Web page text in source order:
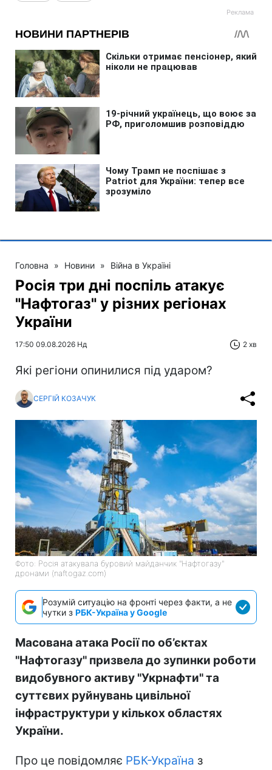
Головна » Новини » Війна в Україні
Росія три дні поспіль атакує
"Нафтогаз" у різних регіонах
України
17:50 09.08.2026 Нд 2 хв
Які регіони опинилися під ударом?
СЕРГІЙ КОЗАЧУК
Фото: Росія атакувала буровий майданчик "Нафтогазу"
дронами (naftogaz.com)
Розумій ситуацію на фронті через факти, а не
чутки з РБК-Україна у Google
Масована атака Росії по об’єктах
"Нафтогазу" призвела до зупинки роботи
видобувного активу "Укрнафти" та
суттєвих руйнувань цивільної
інфраструктури у кількох областях
України.
Про це повідомляє РБК-Україна з